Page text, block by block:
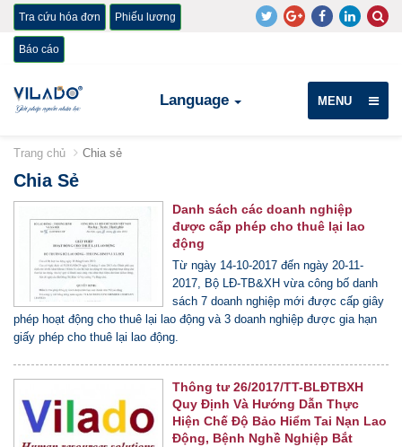
Tra cứu hóa đơn Phiếu lương
Báo cáo
Language MENU
Trang chủ Chia sẻ
Chia Sẻ
Danh sách các doanh nghiệp
được cấp phép cho thuê lại lao
động
Từ ngày 14-10-2017 đến ngày 20-11-
2017, Bộ LĐ-TB&XH vừa công bố danh
sách 7 doanh nghiệp mới được cấp giây
phép hoạt động cho thuê lại lao động và 3 doanh nghiệp được gia hạn
giấy phép cho thuê lại lao động.
Thông tư 26/2017/TT-BLĐTBXH
Quy Định Và Hướng Dẫn Thực
Hiện Chế Độ Bảo Hiểm Tai Nạn Lao
Động, Bệnh Nghề Nghiệp Bắt